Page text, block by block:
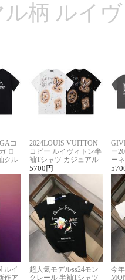
ル柄 ルイ
コ
ロ
クル
2024LOUIS VUITTON
コピー ルイヴィトン半
袖Tシャツ カジュアル
に馴染む 2色展開
5700 円
ー
ー
ー
ルイ
作ア
超人気モデルss24モン
クレール 半袖Tシャツ
今